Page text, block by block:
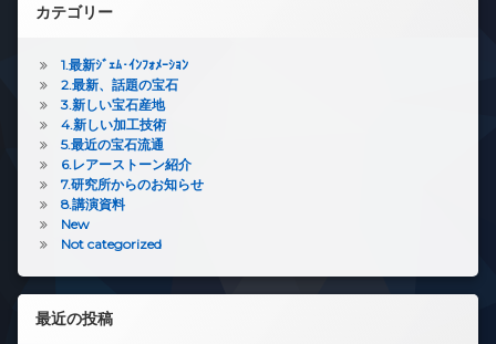
カテゴリー
1.最新ｼﾞｪﾑ･ｲﾝﾌｫﾒｰｼｮﾝ
2.最新、話題の宝石
3.新しい宝石産地
4.新しい加工技術
5.最近の宝石流通
6.レアーストーン紹介
7.研究所からのお知らせ
8.講演資料
New
Not categorized
最近の投稿